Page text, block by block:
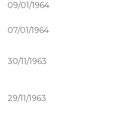
09/01/1964
07/01/1964
30/11/1963
29/11/1963